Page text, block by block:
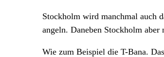
Stockholm wird manchmal auch
angeln. Daneben Stockholm
Wie zum Beispiel die T-Bana.